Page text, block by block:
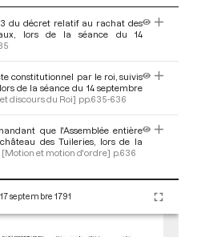
3 du décret relatif au rachat des
lors de la séance du 14
constitutionnel par le roi, suivis
de la séance du 14 septembre
discours du Roi] pp.635-636
que l'Assemblée entière
des Tuileries, lors de la
[Motion et motion d'ordre] p.636
septembre 1791